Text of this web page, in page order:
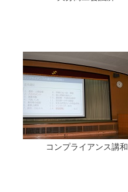
コンプライアンス講和